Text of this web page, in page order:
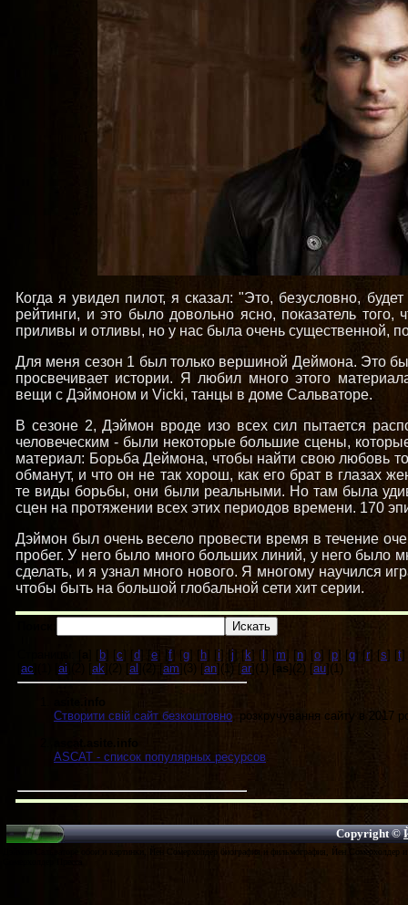
Когда я увидел пилот, я сказал: "Это, безусловно,
рейтинги, и это было довольно ясно, показатель
приливы и отливы, но у нас была очень существенной,
Для меня сезон 1 был только вершиной Деймона. Это
просвечивает истории. Я любил много этого
вещи с Дэймоном и Vicki, танцы в доме Сальваторе.
В сезоне 2, Дэймон вроде изо всех сил пытается
человеческим - были некоторые большие сцены,
материал: Борьба Деймона, чтобы найти свою любовь
обманут, и что он не так хорош, как его брат в глазах
те виды борьбы, они были реальными. Но там была
сцен на протяжении всех этих периодов времени. 170
Дэймон был очень весело провести время в течение
пробег. У него было много больших линий, у него было
сделать, и я узнал много нового. Я многому научился
чтобы быть на большой глобальной сети хит серии.
b c d e f ] [g h ] [i] [ j ] [ k] [ ] [ m] [ n ] [o ] [p] [ q ] [r] [s] [t]
ac ai ak al ](2) [ am ](3) [ an ](1) [ar](1) [ as](2) [au](1)
Створити свій сайт безкоштовно , розкручування сайту в 2017
ASCAT - список популярных ресурсов
Copyright ©
Дэймон Сальваторе обои и картинки, Йен Сомерхолдер биография и фильмография, Йен